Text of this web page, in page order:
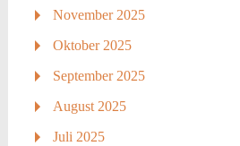
November 2025
Oktober 2025
September 2025
August 2025
Juli 2025